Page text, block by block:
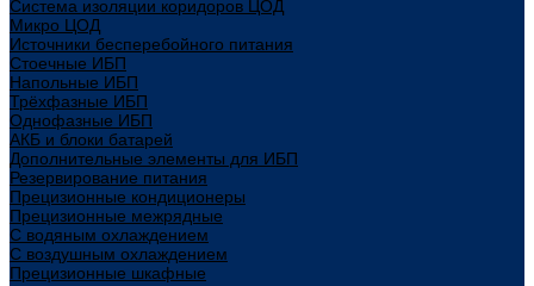
Система изоляции коридоров ЦОД
Микро ЦОД
Источники бесперебойного питания
Стоечные ИБП
Напольные ИБП
Трёхфазные ИБП
Однофазные ИБП
АКБ и блоки батарей
Дополнительные элементы для ИБП
Резервирование питания
Прецизионные кондиционеры
Прецизионные межрядные
С водяным охлаждением
С воздушным охлаждением
Прецизионные шкафные